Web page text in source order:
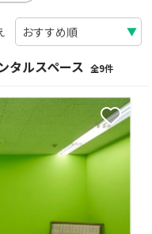
タルスペース 全9件